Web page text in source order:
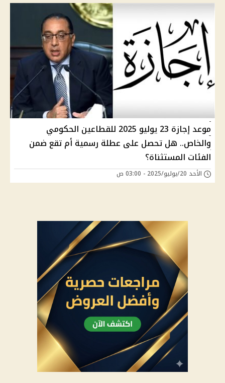
موعد إجازة 23 يوليو 2025 للقطاعين الحكومي
والخاص.. هل تحصل على عطلة رسمية أم تقع ضمن
الفئات المستثناة؟
الأحد 20/يوليو/2025 - 03:00 ص